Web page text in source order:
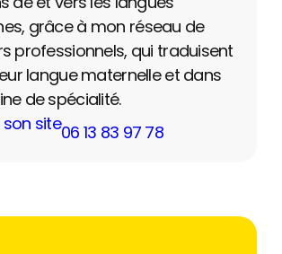
grâce à mon réseau de
professionnels, qui traduisent
langue maternelle et dans
de spécialité.
site06 13 83 97 78